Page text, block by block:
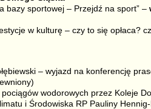
bazy sportowej – Przejdź na sport” –
w kulturę – czy to się opłaca?
– wyjazd na konferencję
wodorowych przez Koleje
i Środowiska RP Pauliny